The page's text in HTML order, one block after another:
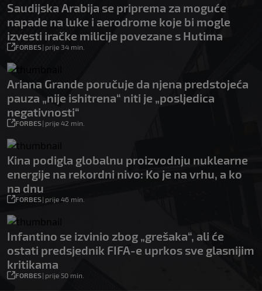
Saudijska Arabija se priprema za moguće
napade na luke i aerodrome koje bi mogle
izvesti iračke milicije povezane s Hutima
FORBES| prije 34 min.
Ariana Grande poručuje da njena predstojeća
pauza „nije ishitrena“ niti je „posljedica
negativnosti“
FORBES| prije 42 min.
Kina podigla globalnu proizvodnju nuklearne
energije na rekordni nivo: Ko je na vrhu, a ko
na dnu
FORBES| prije 46 min.
Infantino se izvinio zbog „grešaka“, ali će
ostati predsjednik FIFA-e uprkos sve glasnijim
kritikama
FORBES| prije 50 min.